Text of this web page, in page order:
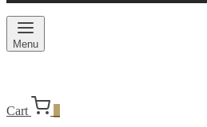
Menu
Cart